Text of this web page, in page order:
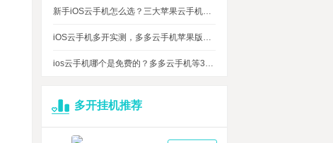
新手iOS云手机怎么选？三大苹果云手机知名品牌性能对比测评
iOS云手机多开实测，多多云手机苹果版最多可同时运行多少台？
ios云手机哪个是免费的？多多云手机等3大品牌对比测评，告诉你免费ios云手机的真相
多开挂机推荐